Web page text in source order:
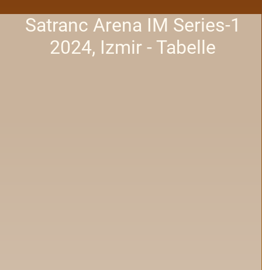
Satranc Arena IM Series-1
2024, Izmir - Tabelle